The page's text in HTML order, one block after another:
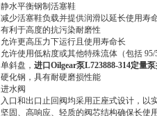
静水平衡钢制活塞鞋
减少活塞鞋负载并提供润滑以延长使用寿
有利于高度的抗污染耐磨性
允许更高压力下运行且使用寿命长
允许使用低粘度或其他特殊流体（包括
单斜盘， 进口Oilgear泵L723888-314定量
硬化钢，具有耐硬磨损性能
进水阀
入口和出口止回阀均采用正座式设计，以
坚固、高响应、轻质的阀芯结构确保长使